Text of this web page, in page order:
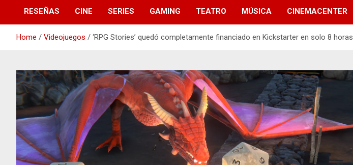
RESEÑAS CINE SERIES GAMING TEATRO MÚSICA CINEMACENTER
Home Videojuegos ‘RPG Stories’ quedó completamente financiado en Kickstarter en solo 8 horas